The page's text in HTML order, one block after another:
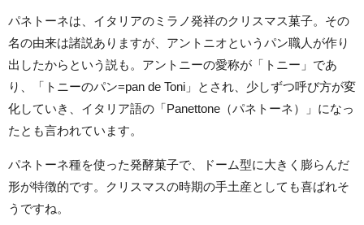
パネトーネは、イタリアのミラノ発祥のクリスマス菓子。その
名の由来は諸説ありますが、アントニオというパン職人が作り
出したからという説も。アントニーの愛称が「トニー」であ
り、「トニーのパン=pan de Toni」とされ、少しずつ呼び方が変
化していき、イタリア語の「Panettone（パネトーネ）」になっ
たとも言われています。
パネトーネ種を使った発酵菓子で、ドーム型に大きく膨らんだ
形が特徴的です。クリスマスの時期の手土産としても喜ばれそ
うですね。